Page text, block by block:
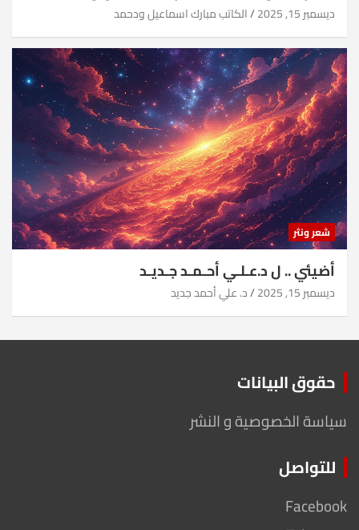
ديسمبر 15, 2025 الكاتب مبارك اسماعيل ودحمد
شعر ونثر
أضيئي .. ل د.عـلـي أحـمـد جـديـد
ديسمبر 15, 2025 د. علي أحمد جديد
حقوق البيانات
سياسة الخصوصية و النشر
للتواصل
Facebook